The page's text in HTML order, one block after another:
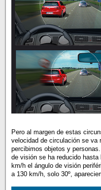
Pero al margen de estas
velocidad de circulación se va
percibimos objetos y
de visión se ha reducido
km/h el ángulo de visión
a 130 km/h, solo 30º,